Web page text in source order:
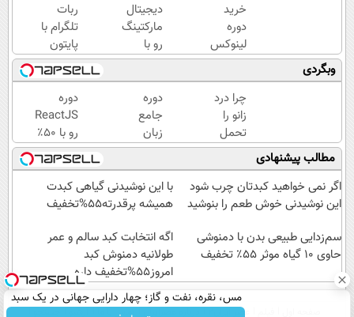
خرید
دوره
لینوکس
+ 90
دوره با
50%
تخفیف
|
آکادمی
برنامه
نویسی
سبزلرن
دیجیتال
مارکتینگ
رو با
نصف
قیمت
یاد بگیر؛
ثبت نام
دوره در
سبزلرن
ربات
تلگرام با
پایتون
بساز |
۵۰٪
تخفیف
دوره‌های
برنامه
نویسی
سبزلرن
وبگردی
چرا درد
زانو را
تحمل
می‌کنی؟
خیلی
ساده
درمنزل
کن
دوره
جامع
زبان
سی
شارپ با
۵۰٪
تخفیف
یادگیری
حرفه‌ای
برنامه
نویسی
دوره
ReactJS
رو با ۵۰٪
تخفیف
بخر |
آکادمی
سبزلرن
مطالب پیشنهادی
اگر نمی خواهید کبدتان چرب شود
این نوشیدنی خوش طعم را بنوشید
با این نوشیدنی گیاهی کبدت
همیشه پرقدرته55%تخفیف
سم‌زدایی طبیعی بدن با دمنوشی
حاوی 10 گیاه موثر ۵۵٪ تخفیف
اگه انتخابت کبد سالم و عمر
طولانیه دمنوش کبد
امروز55%تخفیف داره
مس، نقره، نفت و گاز؛ چهار دارایی جهانی در یک سبد
عصر ایران۲ تماس با ما